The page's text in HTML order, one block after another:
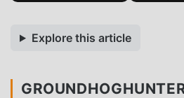
Explore this article